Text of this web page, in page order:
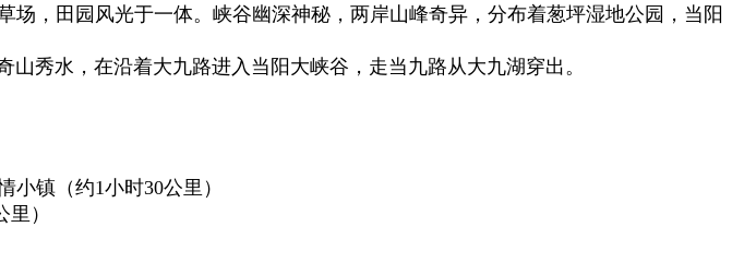
场，田园风光于一体。峡谷幽深神秘，两岸山峰奇异，分布着葱坪湿地公园，当阳
水，在沿着大九路进入当阳大峡谷，走当九路从大九湖穿出。
镇（约1小时30公里）
）